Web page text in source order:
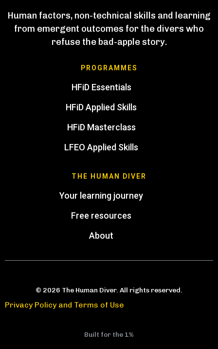
Human factors, non-technical skills and learning
from emergent outcomes for the divers who
refuse the bad-apple story.
PROGRAMMES
HFiD Essentials
HFiD Applied Skills
HFiD Masterclass
LFEO Applied Skills
THE HUMAN DIVER
Your learning journey
Free resources
About
© 2026 The Human Diver. All rights reserved.
Privacy Policy and Terms of Use
Built for the 1%